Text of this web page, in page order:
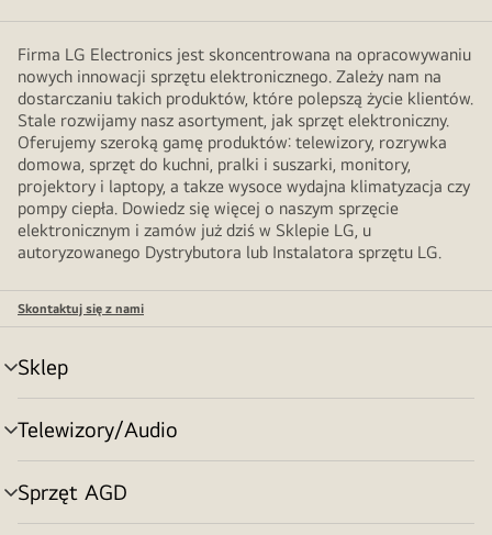
Firma LG Electronics jest skoncentrowana na opracowywaniu
nowych innowacji sprzętu elektronicznego. Zależy nam na
dostarczaniu takich produktów, które polepszą życie klientów.
Stale rozwijamy nasz asortyment, jak sprzęt elektroniczny.
Oferujemy szeroką gamę produktów: telewizory, rozrywka
domowa, sprzęt do kuchni, pralki i suszarki, monitory,
projektory i laptopy, a takze wysoce wydajna klimatyzacja czy
pompy ciepła. Dowiedz się więcej o naszym sprzęcie
elektronicznym i zamów już dziś w Sklepie LG, u
autoryzowanego Dystrybutora lub Instalatora sprzętu LG.
Skontaktuj się z nami
Sklep
Przełącznik
menu
Telewizory/Audio
Przełącznik
menu
Sprzęt AGD
Przełącznik
menu